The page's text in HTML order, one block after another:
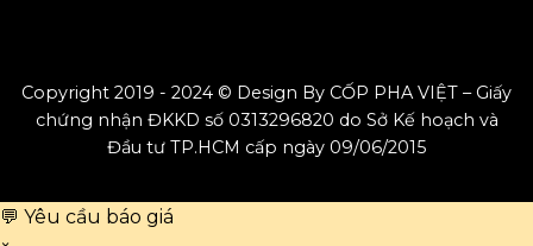
Copyright 2019 - 2024 © Design By CỐP PHA VIỆT – Giấy
chứng nhận ĐKKD số 0313296820 do Sở Kế hoạch và
Đầu tư TP.HCM cấp ngày 09/06/2015
💬 Yêu cầu báo giá